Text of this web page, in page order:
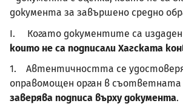
документа за завършено средно
I. Когато документите са
които не са подписали Хагската
1. Автентичността се
оправомощен орган в съответната
заверява подписа върху документа.